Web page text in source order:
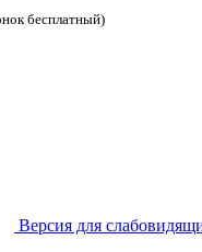
бесплатный)
Версия для